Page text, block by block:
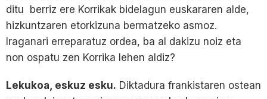
ditu berriz ere Korrikak bidelagun euskararen alde,
hizkuntzaren etorkizuna bermatzeko asmoz.
Iraganari erreparatuz ordea, ba al dakizu noiz eta
non ospatu zen Korrika lehen aldiz?
Lekukoa, eskuz esku. Diktadura frankistaren ostean